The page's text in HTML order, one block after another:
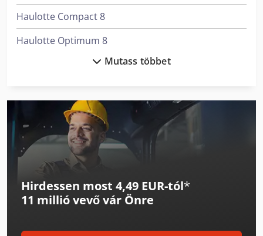
Haulotte Compact 8
Haulotte Optimum 8
Heesemann Ksa 8
Hyster H1.8Ft
Hyster H2.0Xt
Hyster H2.5Ft
Hyster H3.0Ft
Hyster H3.0Xt
Hyster H3.5Ft
Mutass többet
Hirdessen most 4,49 EUR-tól*
11 millió vevővár Önre